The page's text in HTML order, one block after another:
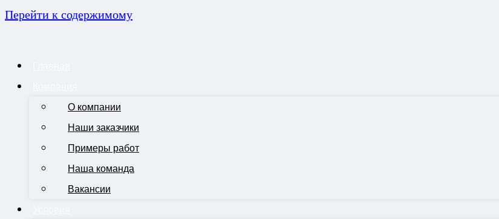
Перейти к содержимому
О компании
Наши заказчики
Примеры работ
Наша команда
Вакансии